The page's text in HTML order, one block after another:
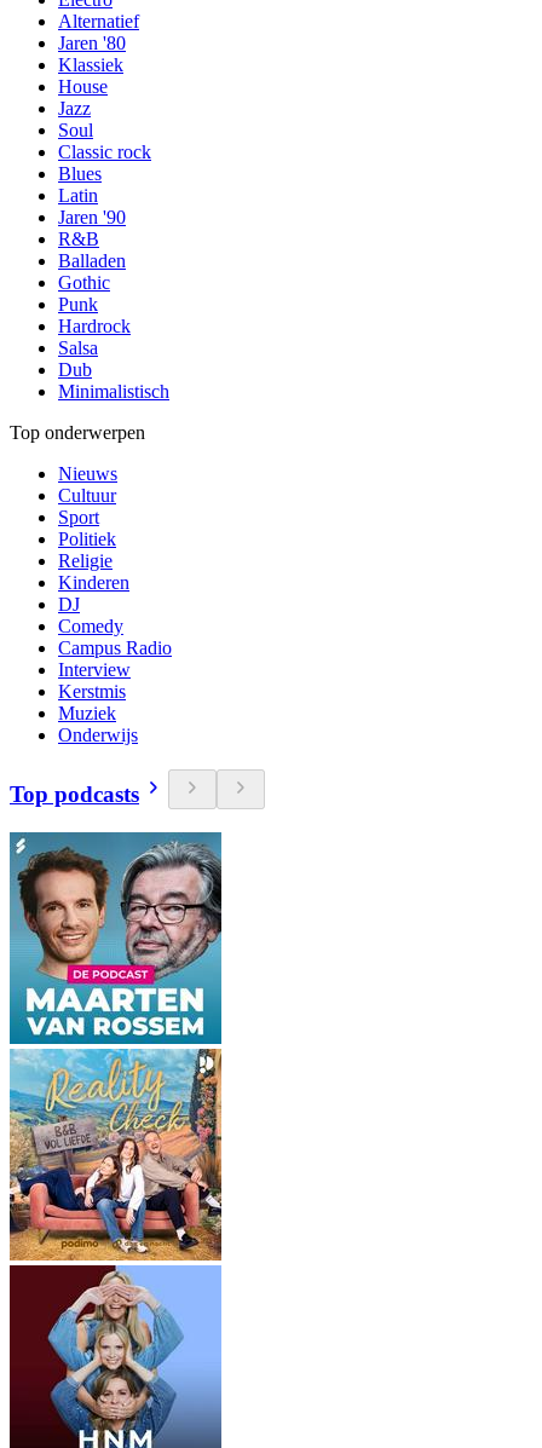
Alternatief
Jaren '80
Klassiek
House
Jazz
Soul
Classic rock
Blues
Latin
Jaren '90
R&B
Balladen
Gothic
Punk
Hardrock
Salsa
Dub
Minimalistisch
Top onderwerpen
Nieuws
Cultuur
Sport
Politiek
Religie
Kinderen
DJ
Comedy
Campus Radio
Interview
Kerstmis
Muziek
Onderwijs
Top podcasts